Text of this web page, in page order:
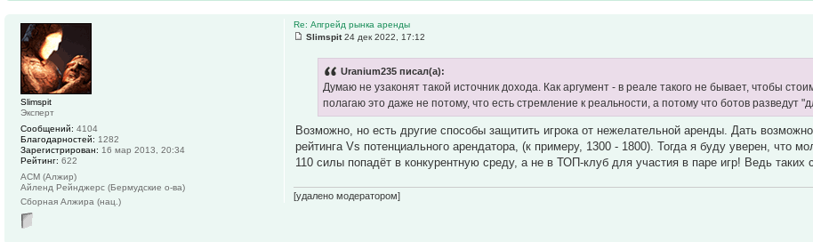
Re: Апгрейд рынка аренды
Slimspit24 дек 2022, 17:12
Uranium235 писал(а):
Думаю не узаконят такой источник дохода. Как аргумент - в реале такого не бывает, чтобы
полагаю это даже не потому, что есть стремление к реальности, а потому что ботов разведут
Возможно, но есть другие способы защитить игрока от нежелательной аренды. Дать
рейтинга Vs потенциального арендатора, (к примеру, 1300 - 1800). Тогда я буду уверен, что
110 силы попадёт в конкурентную среду, а не в ТОП-клуб для участия в паре игр! Ведь таких
[удалено модератором]
Slimspit
Эксперт
Сообщений: 4104
Благодарностей: 1282
Зарегистрирован: 16 мар 2013, 20:34
Рейтинг: 622
АСМ (Алжир)
Айленд Рейнджерс (Бермудские о-ва)
Сборная Алжира (нац.)